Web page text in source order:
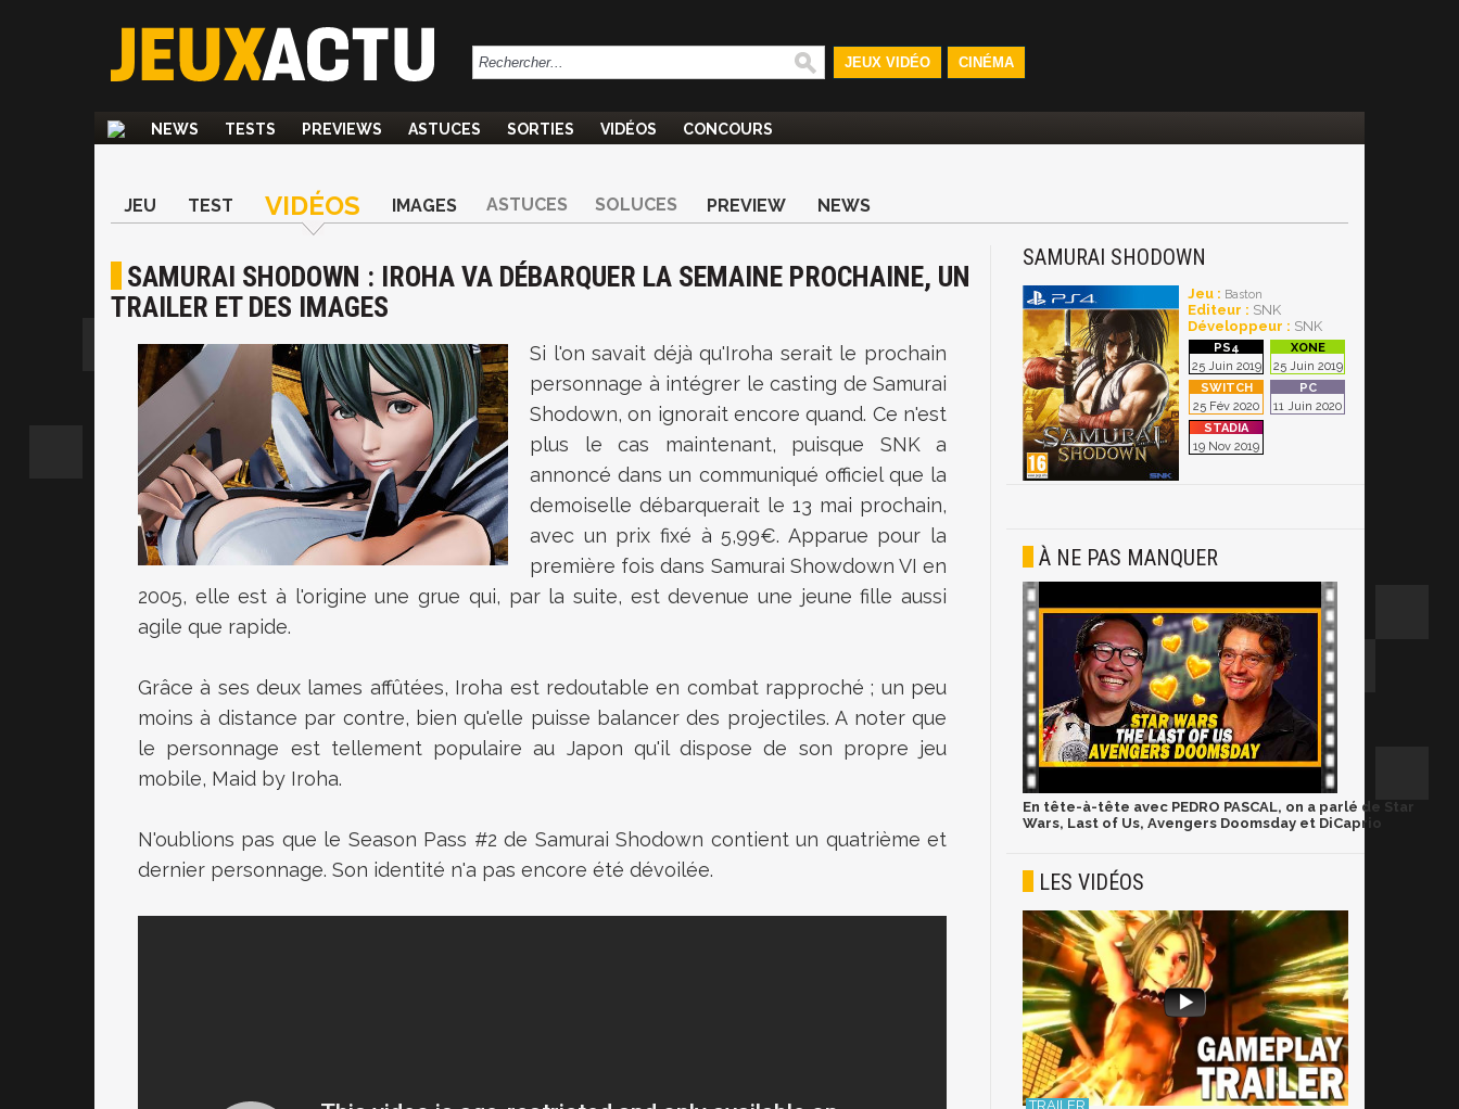
JEUX VIDÉO CINÉMA
NEWS TESTS PREVIEWS ASTUCES SORTIES VIDÉOS CONCOURS
JEU TEST VIDÉOS IMAGES ASTUCES SOLUCES PREVIEW NEWS
SAMURAI SHODOWN : IROHA VA DÉBARQUER LA SEMAINE PROCHAINE, UN
TRAILER ET DES IMAGES
Si l'on savait déjà qu'Iroha serait le prochain
personnage à intégrer le casting de Samurai
Shodown, on ignorait encore quand. Ce n'est
plus le cas maintenant, puisque SNK a
annoncé dans un communiqué officiel que la
demoiselle débarquerait le 13 mai prochain,
avec un prix fixé à 5,99€. Apparue pour la
première fois dans Samurai Showdown VI en
2005, elle est à l'origine une grue qui, par la suite, est devenue une jeune fille aussi
agile que rapide.
Grâce à ses deux lames affûtées, Iroha est redoutable en combat rapproché ; un peu
moins à distance par contre, bien qu'elle puisse balancer des projectiles. A noter que
le personnage est tellement populaire au Japon qu'il dispose de son propre jeu
mobile, Maid by Iroha.
N'oublions pas que le Season Pass #2 de Samurai Shodown contient un quatrième et
dernier personnage. Son identité n'a pas encore été dévoilée.
SAMURAI SHODOWN
Jeu : Baston
Editeur : SNK
Développeur : SNK
25 Juin 2019 25 Juin 2019
25 Fév 2020 11 Juin 2020
19 Nov 2019
À NE PAS MANQUER
En tête-à-tête avec PEDRO PASCAL, on a parlé de Star
Wars, Last of Us, Avengers Doomsday et DiCaprio
LES VIDÉOS